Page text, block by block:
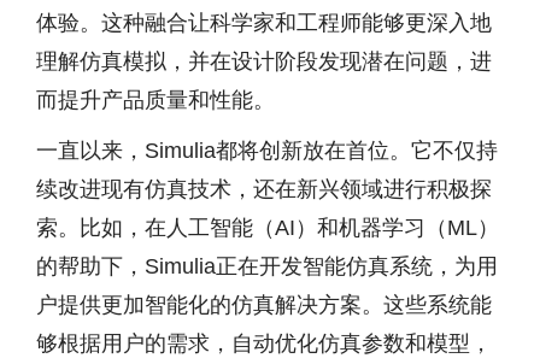
体验。这种融合让科学家和工程师能够更深入地
理解仿真模拟，并在设计阶段发现潜在问题，进
而提升产品质量和性能。
一直以来，Simulia都将创新放在首位。它不仅持
续改进现有仿真技术，还在新兴领域进行积极探
索。比如，在人工智能（AI）和机器学习（ML）
的帮助下，Simulia正在开发智能仿真系统，为用
户提供更加智能化的仿真解决方案。这些系统能
够根据用户的需求，自动优化仿真参数和模型，